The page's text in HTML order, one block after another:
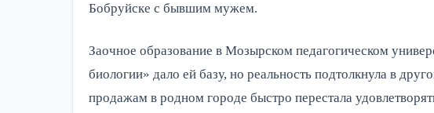
Бобруйске с бывшим мужем.
Заочное образование в Мозырском педагогическом
биологии» дало ей базу, но реальность подтолкнула в
продажам в родном городе быстро перестала